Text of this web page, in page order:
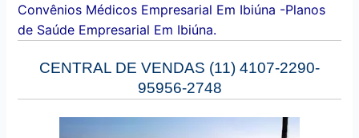
Convênios Médicos Empresarial Em Ibiúna -Planos
de Saúde Empresarial Em Ibiúna.
CENTRAL DE VENDAS (11) 4107-2290-
95956-2748